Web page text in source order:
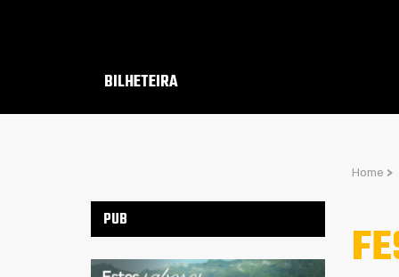
BILHETEIRA
Home >
PUB